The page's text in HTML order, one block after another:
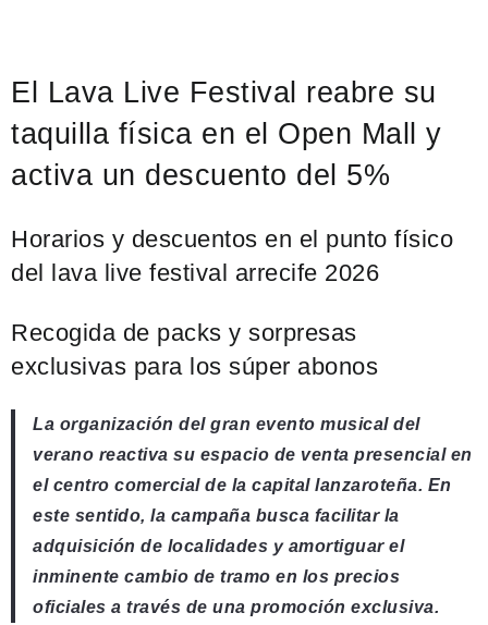
El Lava Live Festival reabre su
taquilla física en el Open Mall y
activa un descuento del 5%
Horarios y descuentos en el punto físico
del lava live festival arrecife 2026
Recogida de packs y sorpresas
exclusivas para los súper abonos
La organización del gran evento musical del
verano reactiva su espacio de venta presencial en
el centro comercial de la capital lanzaroteña. En
este sentido, la campaña busca facilitar la
adquisición de localidades y amortiguar el
inminente cambio de tramo en los precios
oficiales a través de una promoción exclusiva.